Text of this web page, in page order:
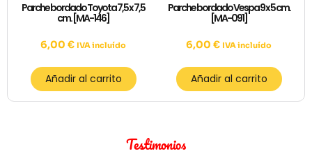
Parche bordado Toyota 7,5 x 7,5
cm. [MA-146]
6,00 € IVA incluído
Añadir al carrito
Parche bordado Vespa 9 x 5 cm.
[MA-091]
6,00 € IVA incluído
Añadir al carrito
Testimonios